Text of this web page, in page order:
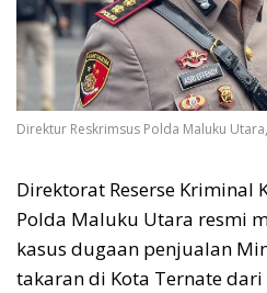
Direktur Reskrimsus Polda Maluku
Direktorat Reserse Kriminal
Polda Maluku Utara resmi
kasus dugaan penjualan
takaran di Kota Ternate